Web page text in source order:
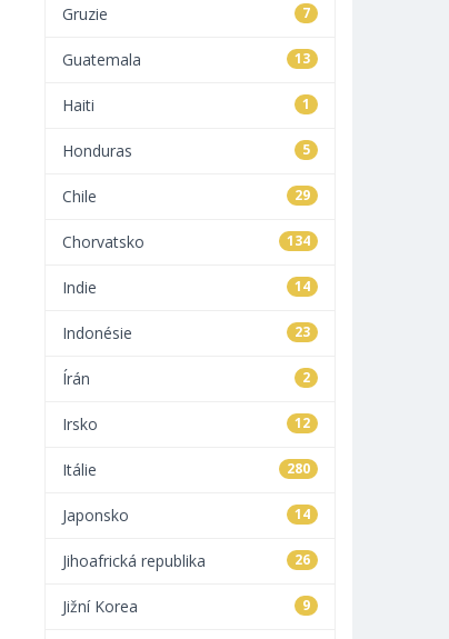
7
Gruzie
13
Guatemala
1
Haiti
5
Honduras
29
Chile
134
Chorvatsko
14
Indie
23
Indonésie
2
Írán
12
Irsko
280
Itálie
14
Japonsko
26
Jihoafrická republika
9
Jižní Korea